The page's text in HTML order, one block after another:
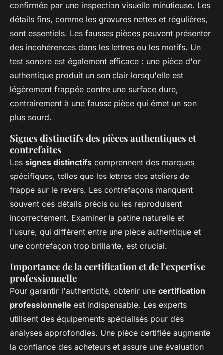
confirmée par une inspection visuelle minutieuse. Les
détails fins, comme les gravures nettes et régulières,
sont essentiels. Les fausses pièces peuvent présenter
des incohérences dans les lettres ou les motifs. Un
test sonore est également efficace : une pièce d'or
authentique produit un son clair lorsqu'elle est
légèrement frappée contre une surface dure,
contrairement à une fausse pièce qui émet un son
plus sourd.
Signes distinctifs des pièces authentiques et
contrefaites
Les signes distinctifs comprennent des marques
spécifiques, telles que les lettres des ateliers de
frappe sur le revers. Les contrefaçons manquent
souvent ces détails précis ou les reproduisent
incorrectement. Examiner la patine naturelle et
l'usure, qui diffèrent entre une pièce authentique et
une contrefaçon trop brillante, est crucial.
Importance de la certification et de l'expertise
professionnelle
Pour garantir l'authenticité, obtenir une certification
professionnelle est indispensable. Les experts
utilisent des équipements spécialisés pour des
analyses approfondies. Une pièce certifiée augmente
la confiance des acheteurs et assure une évaluation